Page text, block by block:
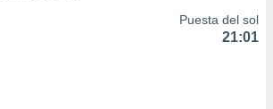
Puesta del sol
21:01